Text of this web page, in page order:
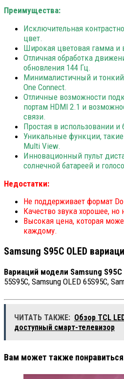
Преимущества:
Исключительная
цвет.
Широкая цветовая гамма и
Отличная обработка
обновления 144 Гц.
Минималистичный и
One Connect.
Отличные возможности
портам HDMI 2.1 и
связи.
Простая в использовании и
Уникальные функции,
Multi View.
Инновационный пульт
солнечной батареей и
Недостатки:
Не поддерживает формат
Качество звука хорошее,
Высокая цена, которая
каждому.
Samsung S95C OLED
Вариаций модели Samsung S95C
55S95C, Samsung OLED 65S95C,
ЧИТАТЬ ТАКЖЕ: Обзор TCL
доступный смарт-телевизор
Вам может также